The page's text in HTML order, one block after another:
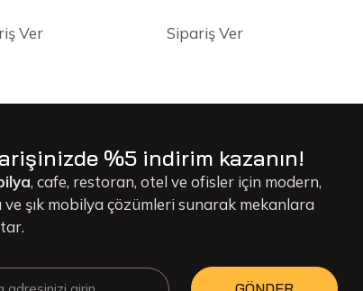
Ver Sipariş Ver
%5 indirim kazanın!
, cafe, restoran, otel ve ofisler için modern,
ve şık mobilya çözümleri sunarak mekanlara